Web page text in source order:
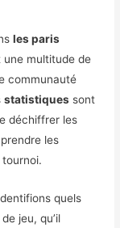
les paris
une multitude de
communauté
statistiques sont
déchiffrer les
les
quels
jeu, qu’il